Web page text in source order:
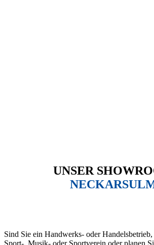
UNSER
Sind Sie ein Handwerks- oder
Sport-, Musik- oder Sportverein oder planen